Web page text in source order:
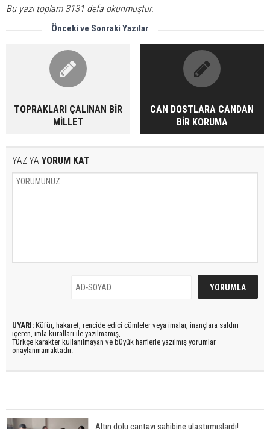
Bu yazı toplam 3131 defa okunmuştur.
Önceki ve Sonraki Yazılar
TOPRAKLARI ÇALINAN BİR
MİLLET
CAN DOSTLARA CANDAN
BİR KORUMA
YAZIYA YORUM KAT
UYARI: Küfür, hakaret, rencide edici cümleler veya imalar, inançlara saldırı
içeren, imla kuralları ile yazılmamış,
Türkçe karakter kullanılmayan ve büyük harflerle yazılmış yorumlar
onaylanmamaktadır.
Altın dolu çantayı sahibine ulaştırmışlardı!